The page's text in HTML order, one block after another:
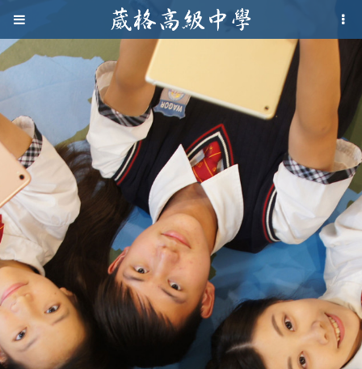
Jump to navigation
葳
格
高
級
中
學
葳
格
國
際．
國